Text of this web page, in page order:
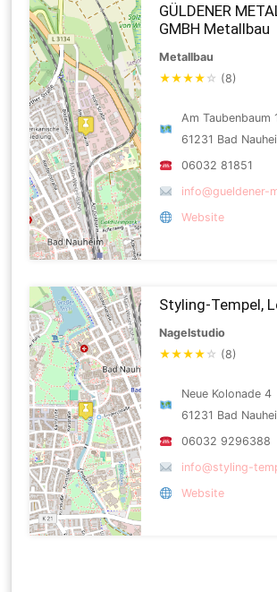
GÜLDENER
GMBH Metallbau
Metallbau
★★★★ ☆ (8)
Am Taubenbaum
61231 Bad
06032 81851
info@gueldener-
Website
Styling-Tempel,
Nagelstudio
★★★★ ☆ (8)
Neue Kolonade 4
61231 Bad
06032 9296388
info@styling-
Website